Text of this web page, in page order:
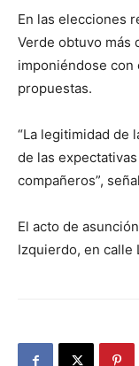
En las elecciones
Verde obtuvo más
imponiéndose con
propuestas.
“La legitimidad de
de las
compañeros”,
El acto de
Izquierdo, en calle